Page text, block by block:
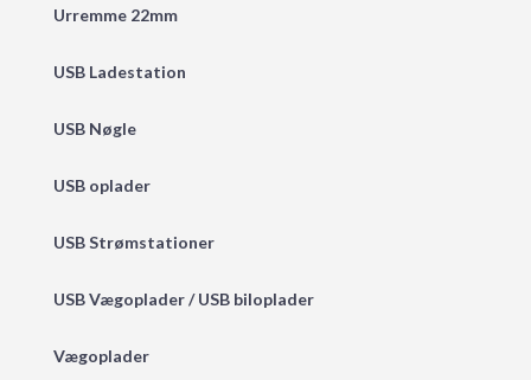
Urremme 22mm
USB Ladestation
USB Nøgle
USB oplader
USB Strømstationer
USB Vægoplader / USB biloplader
Vægoplader